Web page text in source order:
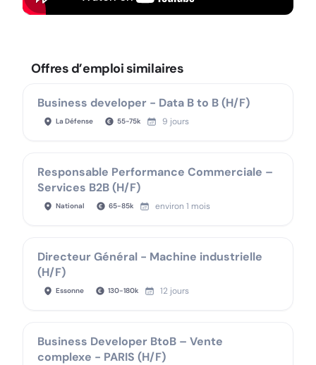
Offres d’emploi similaires
Business developer - Data B to B (H/F)
La Défense 55-75k 9 jours
Responsable Performance Commerciale –
Services B2B (H/F)
National 65-85k environ 1 mois
Directeur Général - Machine industrielle
(H/F)
Essonne 130-180k 12 jours
Business Developer BtoB – Vente
complexe - PARIS (H/F)